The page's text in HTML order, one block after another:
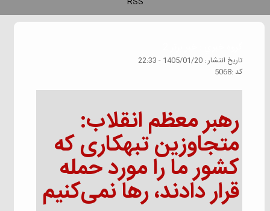
تاريخ انتشار : 1405/01/20 - 22:33
كد :5068
رهبر معظم انقلاب:
متجاوزین تبهکاری که
کشور ما را مورد حمله
قرار دادند، رها نمی‌کنیم